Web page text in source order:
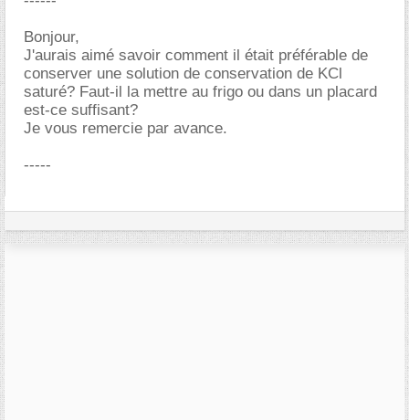
Bonjour,
J'aurais aimé savoir comment il était préférable de
conserver une solution de conservation de KCl
saturé? Faut-il la mettre au frigo ou dans un placard
est-ce suffisant?
Je vous remercie par avance.
-----